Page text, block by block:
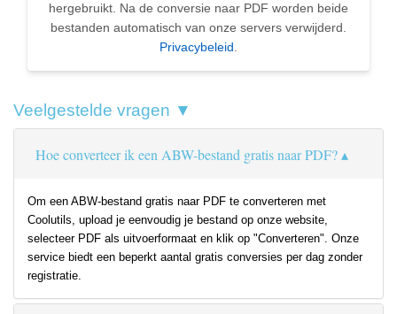
hergebruikt. Na de conversie naar PDF worden beide
bestanden automatisch van onze servers verwijderd.
Privacybeleid.
Veelgestelde vragen ▼
Hoe converteer ik een ABW-bestand gratis naar PDF?
Om een ABW-bestand gratis naar PDF te converteren met
Coolutils, upload je eenvoudig je bestand op onze website,
selecteer PDF als uitvoerformaat en klik op "Converteren". Onze
service biedt een beperkt aantal gratis conversies per dag zonder
registratie.